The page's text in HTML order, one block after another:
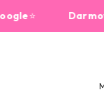
⭐ Darmowa